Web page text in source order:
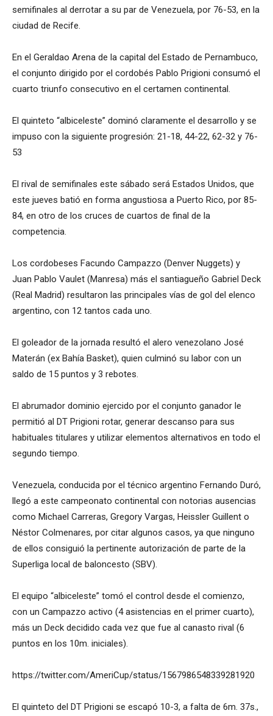
semifinales al derrotar a su par de Venezuela, por 76-53, en la
ciudad de Recife.
En el Geraldao Arena de la capital del Estado de Pernambuco,
el conjunto dirigido por el cordobés Pablo Prigioni consumó el
cuarto triunfo consecutivo en el certamen continental.
El quinteto “albiceleste” dominó claramente el desarrollo y se
impuso con la siguiente progresión: 21-18, 44-22, 62-32 y 76-
53
El rival de semifinales este sábado será Estados Unidos, que
este jueves batió en forma angustiosa a Puerto Rico, por 85-
84, en otro de los cruces de cuartos de final de la
competencia.
Los cordobeses Facundo Campazzo (Denver Nuggets) y
Juan Pablo Vaulet (Manresa) más el santiagueño Gabriel Deck
(Real Madrid) resultaron las principales vías de gol del elenco
argentino, con 12 tantos cada uno.
El goleador de la jornada resultó el alero venezolano José
Materán (ex Bahía Basket), quien culminó su labor con un
saldo de 15 puntos y 3 rebotes.
El abrumador dominio ejercido por el conjunto ganador le
permitió al DT Prigioni rotar, generar descanso para sus
habituales titulares y utilizar elementos alternativos en todo el
segundo tiempo.
Venezuela, conducida por el técnico argentino Fernando Duró,
llegó a este campeonato continental con notorias ausencias
como Michael Carreras, Gregory Vargas, Heissler Guillent o
Néstor Colmenares, por citar algunos casos, ya que ninguno
de ellos consiguió la pertinente autorización de parte de la
Superliga local de baloncesto (SBV).
El equipo “albiceleste” tomó el control desde el comienzo,
con un Campazzo activo (4 asistencias en el primer cuarto),
más un Deck decidido cada vez que fue al canasto rival (6
puntos en los 10m. iniciales).
https://twitter.com/AmeriCup/status/1567986548339281920
El quinteto del DT Prigioni se escapó 10-3, a falta de 6m. 37s.,